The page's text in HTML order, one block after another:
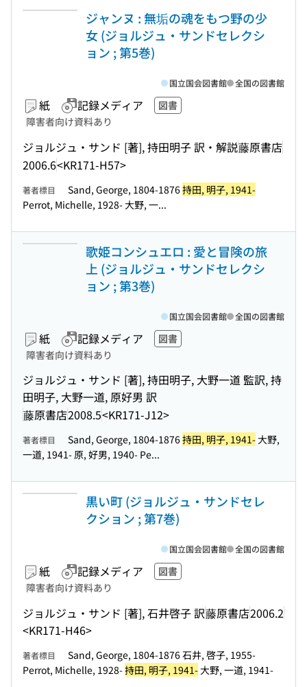
ジャンヌ : 無垢の魂をもつ野の少
女 (ジョルジュ・サンドセレクシ
ョン ; 第5巻)
紙 記録メディア
図書
障害者向け資料あり
ジョルジュ・サンド [著], 持田明子 訳・解説藤原書店
2006.6<KR171-H57>
国立国会図書館 全国の図書館
著者標目 Sand, George, 1804-1876持田, 明子, 1941-
Perrot, Michelle, 1928- 大野, 一...
歌姫コンシュエロ : 愛と冒険の旅
上 (ジョルジュ・サンドセレクシ
ョン ; 第3巻)
紙 記録メディア
図書
障害者向け資料あり
ジョルジュ・サンド [著], 持田明子, 大野一道 監訳, 持
田明子, 大野一道, 原好男 訳
藤原書店2008.5<KR171-J12>
国立国会図書館 全国の図書館
著者標目 Sand, George, 1804-1876持田, 明子, 1941- 大野,
一道, 1941- 原, 好男, 1940- Pe...
黒い町 (ジョルジュ・サンドセレ
クション ; 第7巻)
紙 記録メディア
図書
障害者向け資料あり
ジョルジュ・サンド [著], 石井啓子 訳藤原書店2006.2
<KR171-H46>
国立国会図書館 全国の図書館
著者標目
Sand, George, 1804-1876 石井, 啓子, 1955-
Perrot, Michelle, 1928-持田, 明子, 1941- 大野, 一道, 1941-